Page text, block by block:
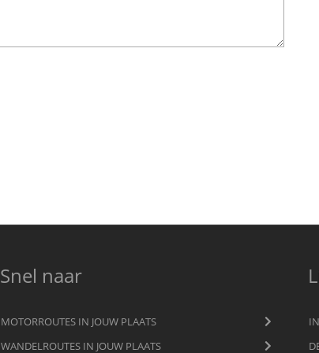
Snel naar
MOTORROUTES IN JOUW PLAATS
WANDELROUTES IN JOUW PLAATS